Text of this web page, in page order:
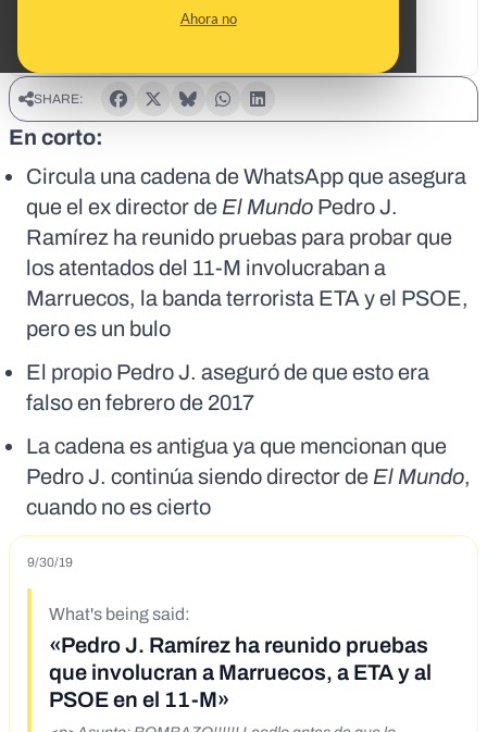
Ahora no
SHARE:
En corto:
Circula una cadena de WhatsApp que asegura
que el ex director de El Mundo Pedro J.
Ramírez ha reunido pruebas para probar que
los atentados del 11-M involucraban a
Marruecos, la banda terrorista ETA y el PSOE,
pero es un bulo
El propio Pedro J. aseguró de que esto era
falso en febrero de 2017
La cadena es antigua ya que mencionan que
Pedro J. continúa siendo director de El Mundo,
cuando no es cierto
9/30/19
What's being said:
«Pedro J. Ramírez ha reunido pruebas
que involucran a Marruecos, a ETA y al
PSOE en el 11-M»